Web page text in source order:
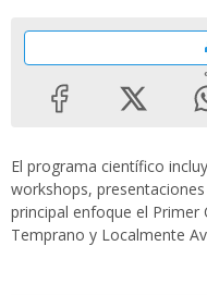
El programa científico
workshops,
principal enfoque el Primer
Temprano y Localmente